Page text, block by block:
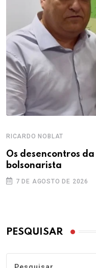
RICARDO NOBLAT
Os desencontros
bolsonarista
7 DE AGOSTO DE 2026
PESQUISAR